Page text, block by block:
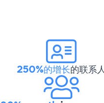
250%的增长的联系